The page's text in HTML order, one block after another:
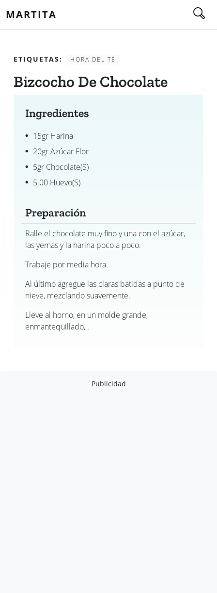
MARTITA
ETIQUETAS: HORA DEL TÉ
Bizcocho De Chocolate
Ingredientes
15gr Harina
20gr Azúcar Flor
5gr Chocolate(s)
5.00 Huevo(s)
Preparación
Ralle el chocolate muy fino y una con el azúcar,
las yemas y la harina poco a poco.
Trabaje por media hora.
Al último agregue las claras batidas a punto de
nieve, mezclando suavemente.
Lleve al horno, en un molde grande,
enmantequillado, .
Publicidad